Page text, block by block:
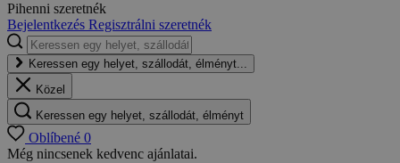
Pihenni szeretnék
Bejelentkezés Regisztrálni szeretnék
Keressen egy helyet, szállodát, élményt...
Közel
Keressen egy helyet, szállodát, élményt
Oblíbené 0
Még nincsenek kedvenc ajánlatai.